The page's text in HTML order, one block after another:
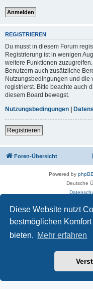
Diese Website nutzt
bestmöglichen
bieten. Mehr erfahren
REGISTRIEREN
Du musst in diesem Forum
Registrierung ist in wenigen
weitere Funktionen
Benutzern auch zusätzliche
Nutzungsbedingungen und die
registrierst. Bitte beachte auch
diesem Board bewegst.
Nutzungsbedingungen |
Registrieren
Foren-Übersicht
Powered by phpBB
Deutsche